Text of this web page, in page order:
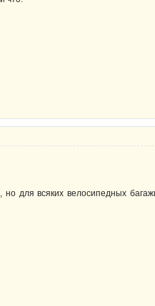
для всяких велосипедных